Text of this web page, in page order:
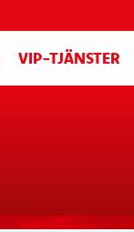
VIP-TJÄNSTER